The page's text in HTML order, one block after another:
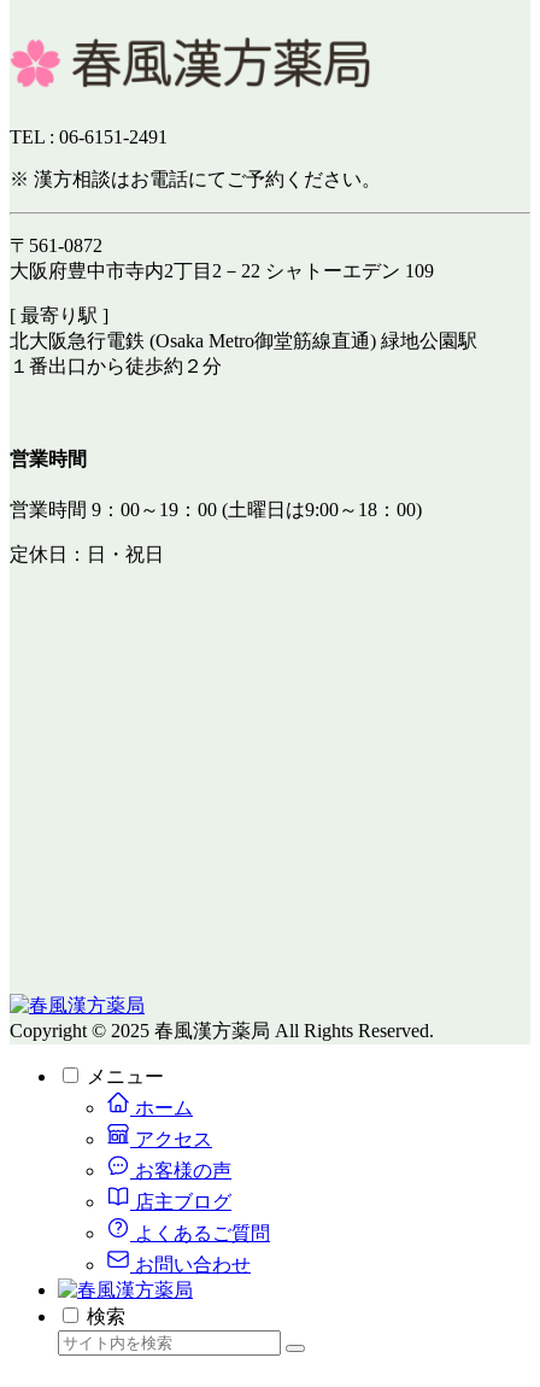
TEL : 06-6151-2491
※ 漢方相談はお電話にてご予約ください。
〒561-0872
大阪府豊中市寺内2丁目2－22 シャトーエデン 109
[ 最寄り駅 ]
北大阪急行電鉄 (Osaka Metro御堂筋線直通) 緑地公園駅
１番出口から徒歩約２分
営業時間
営業時間 9：00～19：00 (土曜日は9:00～18：00)
定休日：日・祝日
Copyright © 2025 春風漢方薬局 All Rights Reserved.
メニュー
ホーム
アクセス
お客様の声
店主ブログ
よくあるご質問
お問い合わせ
検索